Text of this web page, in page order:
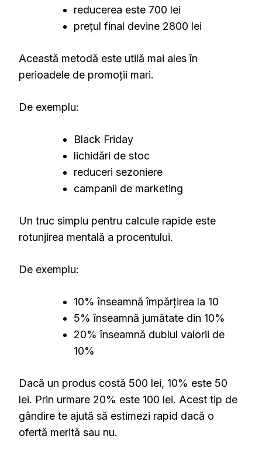
reducerea este 700 lei
prețul final devine 2800 lei
Această metodă este utilă mai ales în
perioadele de promoții mari.
De exemplu:
Black Friday
lichidări de stoc
reduceri sezoniere
campanii de marketing
Un truc simplu pentru calcule rapide este
rotunjirea mentală a procentului.
De exemplu:
10% înseamnă împărțirea la 10
5% înseamnă jumătate din 10%
20% înseamnă dublul valorii de
10%
Dacă un produs costă 500 lei, 10% este 50
lei. Prin urmare 20% este 100 lei. Acest tip de
gândire te ajută să estimezi rapid dacă o
ofertă merită sau nu.